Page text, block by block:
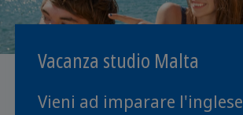
Vacanza studio Malta
Vieni ad imparare l'inglese